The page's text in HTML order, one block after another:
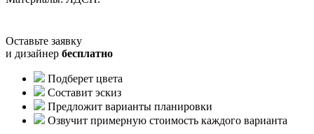
Оставьте заявку
и дизайнер бесплатно
Подберет цвета
Составит эскиз
Предложит варианты планировки
Озвучит примерную стоимость каждого варианта